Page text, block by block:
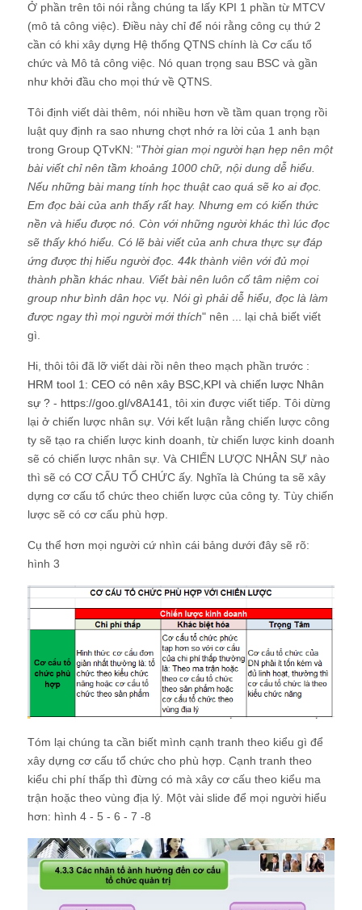
bài viết chỉ nên tầm khoảng 1000 chữ, nội dung dễ hiểu.
Nếu những bài mang tính học thuật cao quá sẽ ko ai đọc.
Em đọc bài của anh thấy rất hay. Nhưng em có kiến thức
nền và hiểu được nó. Còn với những người khác thì lúc đọc
sẽ thấy khó hiểu. Có lẽ bài viết của anh chưa thực sự đáp
ứng được thị hiếu người đọc. 44k thành viên với đủ mọi
thành phần khác nhau. Viết bài nên luôn cố tâm niệm coi
group như bình dân học vụ. Nói gì phải dễ hiểu, đọc là làm
được ngay thì mọi người mới thích
" nên ... lại chả biết viết
gì.
Hi, thôi tôi đã lỡ viết dài rồi nên theo mạch phần trước :
HRM tool 1: CEO có nên xây BSC,KPI và chiến lược Nhân
sự ?-https://goo.gl/v8A141, tôi xin được viết tiếp. Tôi dừng
lại ở chiến lược nhân sự. Với kết luận rằng chiến lược công
ty sẽ tạo ra chiến lược kinh doanh, từ chiến lược kinh doanh
sẽ có chiến lược nhân sự. Và CHIẾN LƯỢC NHÂN SỰ nào
thì sẽ có CƠ CẤU TỔ CHỨC ấy. Nghĩa là Chúng ta sẽ xây
dựng cơ cấu tổ chức theo chiến lược của công ty. Tùy chiến
lược sẽ có cơ cấu phù hợp.
Cụ thể hơn mọi người cứ nhìn cái bảng dưới đây sẽ rõ:
hình 3
Tóm lại chúng ta cần biết mình cạnh tranh theo kiểu gì để
xây dựng cơ cấu tổ chức cho phù hợp. Cạnh tranh theo
kiểu chi phí thấp thì đừng có mà xây cơ cấu theo kiểu ma
trận hoặc theo vùng địa lý. Một vài slide để mọi người hiểu
hơn: hình 4 - 5 - 6 - 7 -8